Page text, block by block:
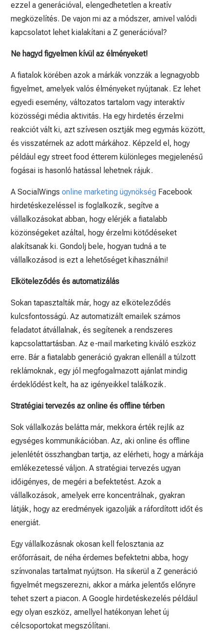
ezzel a generációval, elengedhetetlen a kreatív
megközelítés. De vajon mi az a módszer, amivel valódi
kapcsolatot lehet kialakítani a Z generációval?
Ne hagyd figyelmen kívül az élményeket!
A fiatalok körében azok a márkák vonzzák a legnagyobb
figyelmet, amelyek valós élményeket nyújtanak. Ez lehet
egyedi esemény, változatos tartalom vagy interaktív
közösségi média aktivitás. Ha egy hirdetés érzelmi
reakciót vált ki, azt szívesen osztják meg egymás között,
és visszatérnek az adott márkához. Képzeld el, hogy
például egy street food étterem különleges megjelenésű
fogásai is hasonló hatással lehetnek rájuk.
A SocialWingsonline marketing ügynökség Facebook
hirdetéskezeléssel is foglalkozik, segítve a
vállalkozásokat abban, hogy elérjék a fiatalabb
közönségeket azáltal, hogy érzelmi kötődéseket
alakítsanak ki. Gondolj bele, hogyan tudná a te
vállalkozásod is ezt a lehetőséget kihasználni!
Elköteleződés és automatizálás
Sokan tapasztalták már, hogy az elköteleződés
kulcsfontosságú. Az automatizált emailek számos
feladatot átvállalnak, és segítenek a rendszeres
kapcsolattartásban. Az e-mail marketing kiváló eszköz
erre. Bár a fiatalabb generáció gyakran ellenáll a túlzott
reklámoknak, egy jól megfogalmazott ajánlat mindig
érdeklődést kelt, ha az igényeikkel találkozik.
Stratégiai tervezés az online és offline térben
Sok vállalkozás belátta már, mekkora érték rejlik az
egységes kommunikációban. Az, aki online és offline
jelenlétét összhangban tartja, az elérheti, hogy a márkája
emlékezetessé váljon. A stratégiai tervezés ugyan
időigényes, de megéri a befektetést. Azok a
vállalkozások, amelyek erre koncentrálnak, gyakran
látják, hogy az eredmények igazolják a ráfordított időt és
energiát.
Egy vállalkozásnak okosan kell felosztania az
erőforrásait, de néha érdemes befektetni abba, hogy
színvonalas tartalmat nyújtson. Ha sikerül a Z generáció
figyelmét megszerezni, akkor a márka jelentős előnyre
tehet szert a piacon. A Google hirdetéskezelés például
egy olyan eszköz, amellyel hatékonyan lehet új
célcsoportokat megszólítani.